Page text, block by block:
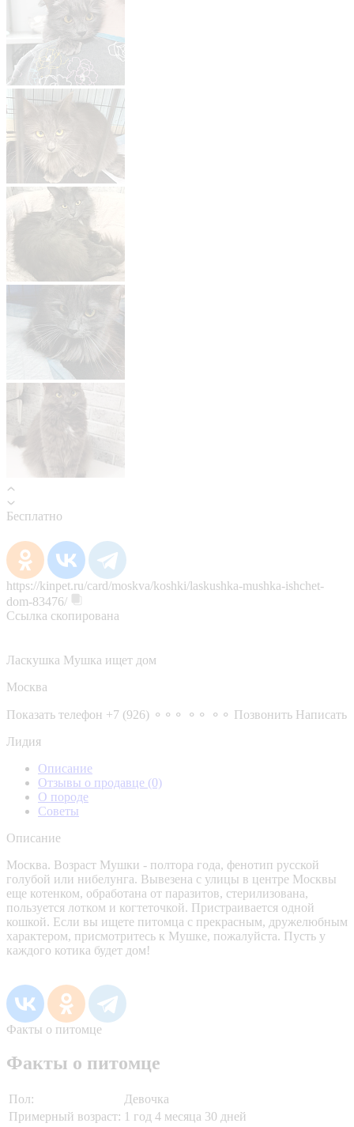
Бесплатно
https://kinpet.ru/card/moskva/koshki/laskushka-mushka-ishchet-
dom-83476/
Ссылка скопирована
Ласкушка Мушка ищет дом
Москва
Показать телефон +7 (926) ⚬⚬⚬ ⚬⚬ ⚬⚬ Позвонить Написать
Лидия
Описание
Отзывы о продавце (0)
О породе
Советы
Описание
Москва. Возраст Мушки - полтора года, фенотип русской
голубой или нибелунга. Вывезена с улицы в центре Москвы
еще котенком, обработана от паразитов, стерилизована,
пользуется лотком и когтеточкой. Пристраивается одной
кошкой. Если вы ищете питомца с прекрасным, дружелюбным
характером, присмотритесь к Мушке, пожалуйста. Пусть у
каждого котика будет дом!
Факты о питомце
Факты о питомце
Пол:
Девочка
Примерный возраст: 1 год 4 месяца 30 дней